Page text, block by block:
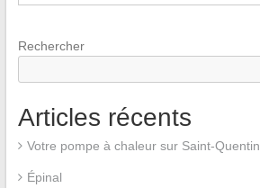
Rechercher
Articles récents
Votre pompe à chaleur sur Saint-Quentin
Épinal